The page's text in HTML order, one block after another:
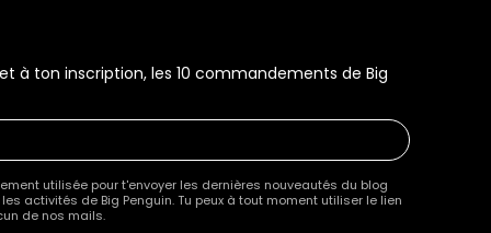
à ton inscription, les 10 commandements de Big
utilisée pour t'envoyer les dernières nouveautés du blog
activités de Big Penguin. Tu peux à tout moment utiliser le lien
de nos mails.